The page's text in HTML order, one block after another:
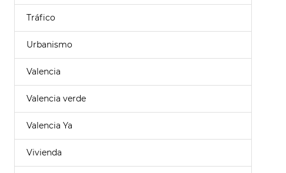
Tráfico
Urbanismo
Valencia
Valencia verde
Valencia Ya
Vivienda